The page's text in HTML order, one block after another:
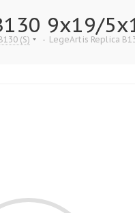
9x19/
(S) - LegeArtis Replica